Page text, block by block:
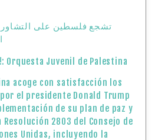
تشجع فلسطين على
Orquesta Juvenil de Palestina
acoge con satisfacción los
el presidente Donald Trump
de su plan de paz y
2803 del Consejo de
Unidas, incluyendo la